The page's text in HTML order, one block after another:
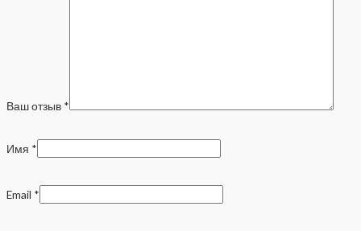
Ваш отзыв *
Имя *
Email *